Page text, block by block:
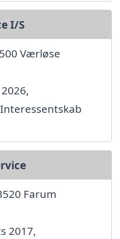
I/S
Værløse
Farum
2017,